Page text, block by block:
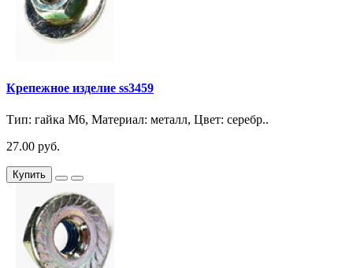
Крепежное изделие ss3459
Тип: гайка М6, Материал: металл, Цвет: серебр..
27.00 руб.
Купить